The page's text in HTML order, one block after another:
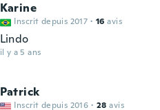
Karine
Inscrit depuis 2017 · 16 avis
Lindo
il y a 5 ans
Patrick
Inscrit depuis 2016 · 28 avis